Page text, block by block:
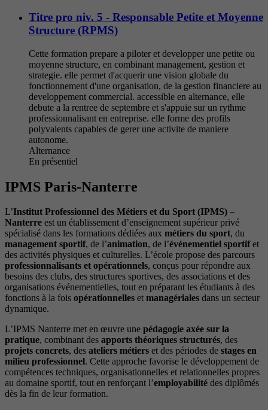
Titre pro niv. 5 - Responsable Petite et Moyenne
Structure (RPMS)
Cette formation prepare a piloter et developper une petite ou
moyenne structure, en combinant management, gestion et
strategie. elle permet d'acquerir une vision globale du
fonctionnement d'une organisation, de la gestion financiere au
developpement commercial. accessible en alternance, elle
debute a la rentree de septembre et s'appuie sur un rythme
professionnalisant en entreprise. elle forme des profils
polyvalents capables de gerer une activite de maniere
autonome.
Alternance
En présentiel
IPMS Paris-Nanterre
L’Institut Professionnel des Métiers et du Sport (IPMS) –
Nanterre est un établissement d’enseignement supérieur privé
spécialisé dans les formations dédiées aux métiers du sport, du
management sportif, de l’animation, de l’événementiel sportifet
des activités physiques et culturelles. L’école propose des parcours
professionnalisants et opérationnels, conçus pour répondre aux
besoins des clubs, des structures sportives, des associations et des
organisations événementielles, tout en préparant les étudiants à des
fonctions à la fois opérationnelles et managériales dans un secteur
dynamique.
L’IPMS Nanterre met en œuvre une pédagogie axée sur la
pratique, combinant des apports théoriques structurés, des
projets concrets, des ateliers métiers et des périodes de stages en
milieu professionnel. Cette approche favorise le développement de
compétences techniques, organisationnelles et relationnelles propres
au domaine sportif, tout en renforçant l’employabilité des diplômés
dès la fin de leur formation.